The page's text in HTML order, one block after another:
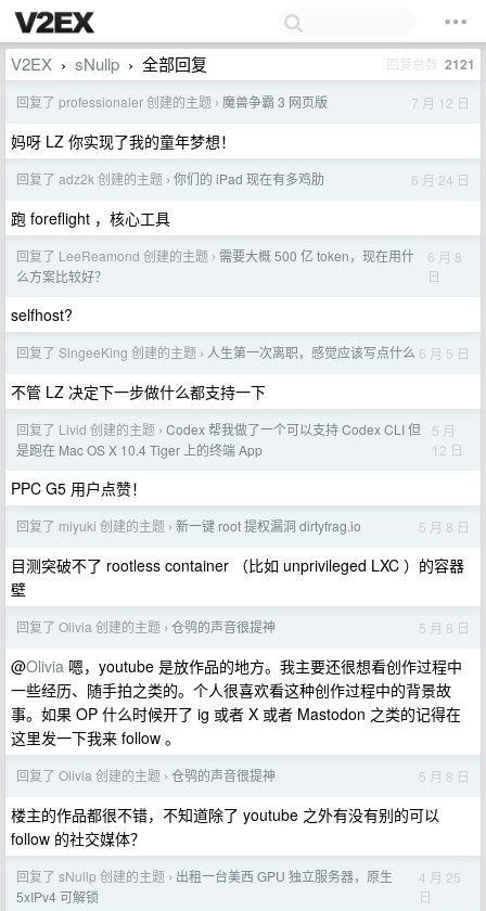
V2EX › sNullp › 全部回复 回复总数 2121
回复了 professionaler 创建的主题 › 魔兽争霸 3 网页版 7 月 12 日
妈呀 LZ 你实现了我的童年梦想！
回复了 adz2k 创建的主题 › 你们的 iPad 现在有多鸡肋 6 月 24 日
跑 foreflight ，核心工具
回复了 LeeReamond 创建的主题 › 需要大概 500 亿 token，现在用什
么方案比较好？
6 月 8
日
selfhost?
回复了 SingeeKing 创建的主题 › 人生第一次离职，感觉应该写点什么 6 月 5 日
不管 LZ 决定下一步做什么都支持一下
回复了 Livid 创建的主题 › Codex 帮我做了一个可以支持 Codex CLI 但
是跑在 Mac OS X 10.4 Tiger 上的终端 App
5 月
12 日
PPC G5 用户点赞！
回复了 miyuki 创建的主题 › 新一键 root 提权漏洞 dirtyfrag.io 5 月 8 日
目测突破不了 rootless container （比如 unprivileged LXC ）的容器
壁
回复了 Olivia 创建的主题 › 仓鸮的声音很提神 5 月 8 日
@Olivia 嗯，youtube 是放作品的地方。我主要还很想看创作过程中
一些经历、随手拍之类的。个人很喜欢看这种创作过程中的背景故
事。如果 OP 什么时候开了 ig 或者 X 或者 Mastodon 之类的记得在
这里发一下我来 follow 。
回复了 Olivia 创建的主题 › 仓鸮的声音很提神 5 月 8 日
楼主的作品都很不错，不知道除了 youtube 之外有没有别的可以
follow 的社交媒体？
回复了 sNullp 创建的主题 › 出租一台美西 GPU 独立服务器，原生
5xIPv4 可解锁
4 月 25
日